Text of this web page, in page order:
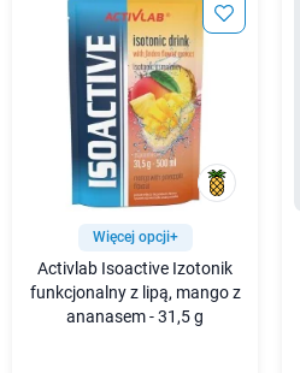
Więcej opcji+
Activlab Isoactive Izotonik
funkcjonalny z lipą, mango z
ananasem - 31,5 g